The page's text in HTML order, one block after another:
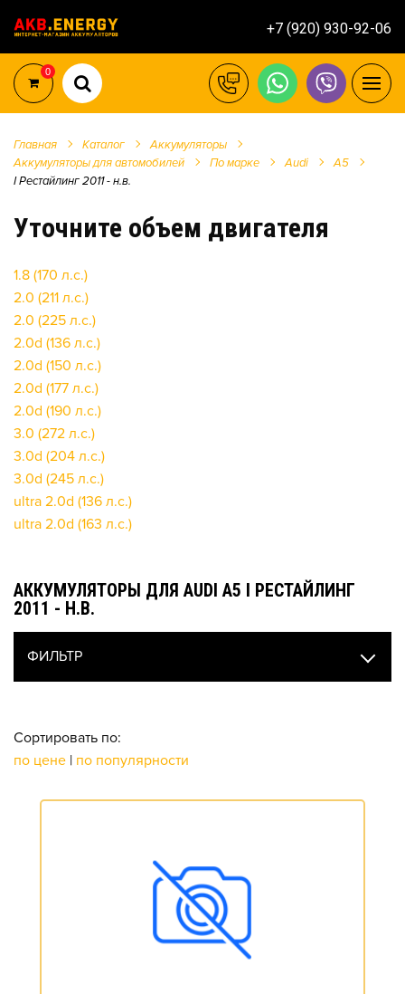
+7 (920) 930-92-06
0
Главная Каталог
Аккумуляторы
Аккумуляторы для автомобилей
По марке Audi
A5
I Рестайлинг 2011 - н.в.
Уточните объем двигателя
1.8 (170 л.с.)
2.0 (211 л.с.)
2.0 (225 л.с.)
2.0d (136 л.с.)
2.0d (150 л.с.)
2.0d (177 л.с.)
2.0d (190 л.с.)
3.0 (272 л.с.)
3.0d (204 л.с.)
3.0d (245 л.с.)
ultra 2.0d (136 л.с.)
ultra 2.0d (163 л.с.)
АККУМУЛЯТОРЫ ДЛЯ AUDI A5 I РЕСТАЙЛИНГ
2011 - Н.В.
ФИЛЬТР
Сортировать по:
по цене | по популярности